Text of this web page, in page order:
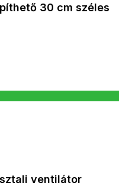
30 cm széles
ventilátor